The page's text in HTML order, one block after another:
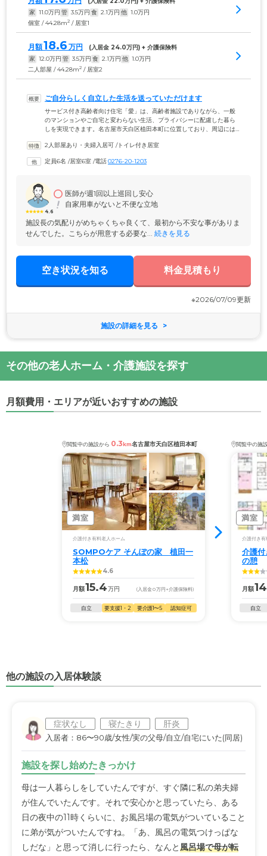
家 11.0万円 管 3.5万円 食 2.1万円 他 1.0万円
個室 / 44.28m2 / 居室1
月額18.6 万円 (入居金 24.0万円) + 介護保険料
家 12.0万円 管 3.5万円 食 2.1万円 他 1.0万円
二人部屋 / 44.28m2 / 居室2
ご自分らしく自立した生活を送っていただけます
サービス付き高齢者向け住宅「愛」は、高齢者施設でありながら、一般
のマンションやご自宅と変わらない生活、プライバシーに配慮した暮ら
しを実現できます。名古屋市天白区植田本町に位置しており、周辺には
い物に出かけたり友人と外食に行ったりと、これまでどおりの自立した
せるような環境をご提供しています。
2人部屋あり・夫婦入居可 /トイレ付き居室
定員6名 /居室6室 /電話0276-20-1203
4.6
医師が週1回以上巡回し安心
自家用車がないと不便な立地
施設長の気配りがめちゃくちゃ良くて、最初から不安な事がありま
せんでした。こちらが用意する必要な... 続きを見る
空き状況を知る 料金見積もり
※2026/07/09更新
施設の詳細を見る
その他の老人ホーム・介護施設を探す
月額費用・エリアが近いおすすめの施設
閲覧中の施設から 0.3km名古屋市天白区植田本町
満室
介護付き有料老人ホーム
SOMPOケア そんぽの家　植田一
本松
4.6
月額15.4万円 (入居金0万円 +介護保険料)
自立 要支援1・2 要介護1〜5 認知症可
閲覧中の施
満室
介護付き有
介護
の憩
月額
自立
他の施設の入居体験談
症状なし 寝たきり 肝炎
入居者：86〜90歳/女性/実の父母/自立/自宅にいた(同居)
施設を探し始めたきっかけ
母は一人暮らしをしていたんですが、すぐ隣に私の弟夫婦
が住んでいたんです。それで安心かと思っていたら、ある
日の夜中の11時くらいに、お風呂場の電気がついていること
に弟が気がついたんですね。「あ、風呂の電気つけっぱな
しだな」と思って消しに行ったら、なんと風呂場で母が転